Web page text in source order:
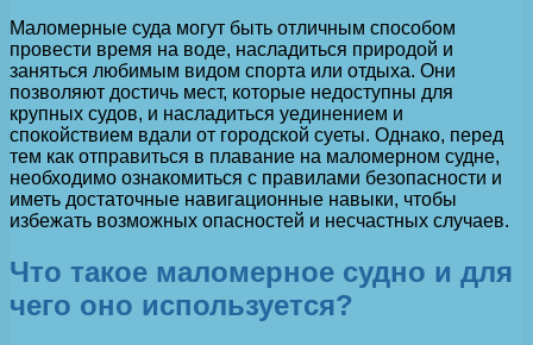
Маломерные суда могут быть отличным способом
провести время на воде, насладиться природой и
заняться любимым видом спорта или отдыха. Они
позволяют достичь мест, которые недоступны для
крупных судов, и насладиться уединением и
спокойствием вдали от городской суеты. Однако, перед
тем как отправиться в плавание на маломерном судне,
необходимо ознакомиться с правилами безопасности и
иметь достаточные навигационные навыки, чтобы
избежать возможных опасностей и несчастных случаев.
Что такое маломерное судно и для
чего оно используется?